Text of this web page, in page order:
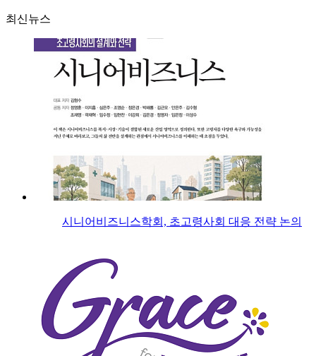
최신뉴스
시니어비즈니스학회, 초고령사회 대응 전략 논의